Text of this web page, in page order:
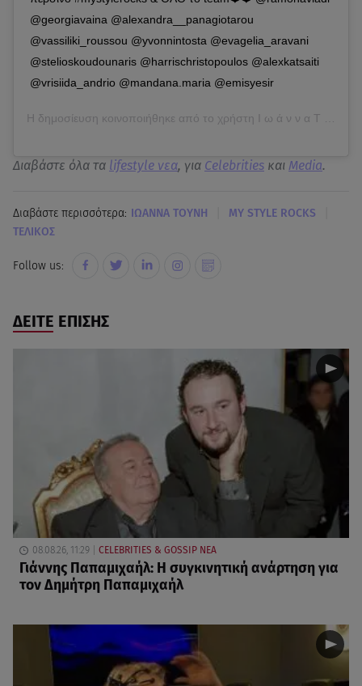
@georgiavaina @alexandra__panagiotarou
@vassiliki_roussou @yvonnintosta @evagelia_aravani
@stelioskoudounaris @harrischristopoulos @alexkatsaiti
@vrisiida_andrio @mandana.maria @emisyesir
Η δημοσίευση κοινοποιήθηκε από το χρήστη Ι ω ά ν ν α Τ ο ύ ν η ®
Διαβάστε όλα τα lifestyle νεα, για Celebrities και Media.
Διαβάστε περισσότερα: ΙΩΑΝΝΑ ΤΟΥΝΗ MY STYLE ROCKS
ΤΕΛΙΚΟΣ
Follow us:
ΔΕΙΤΕ ΕΠΙΣΗΣ
08.08.26, 11:29 CELEBRITIES & GOSSIP ΝΕΑ
Γιάννης Παπαμιχαήλ: Η συγκινητική ανάρτηση για
τον Δημήτρη Παπαμιχαήλ